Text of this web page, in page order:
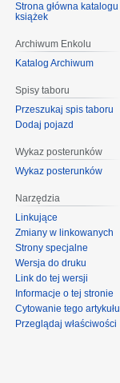
Strona główna katalogu
książek
Archiwum Enkolu
Katalog Archiwum
Spisy taboru
Przeszukaj spis taboru
Dodaj pojazd
Wykaz posterunków
Wykaz posterunków
Narzędzia
Linkujące
Zmiany w linkowanych
Strony specjalne
Wersja do druku
Link do tej wersji
Informacje o tej stronie
Cytowanie tego artykułu
Przeglądaj właściwości